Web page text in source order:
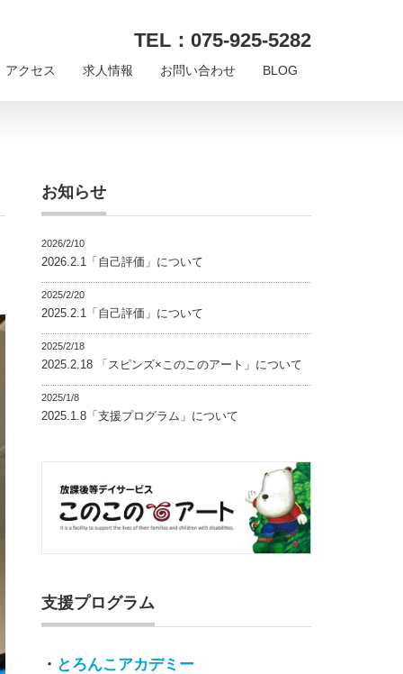
TEL：075-925-5282
アクセス 求人情報 お問い合わせ BLOG
お知らせ
2026/2/10
2026.2.1「自己評価」について
2025/2/20
2025.2.1「自己評価」について
2025/2/18
2025.2.18 「スピンズ×このこのアート」について
2025/1/8
2025.1.8「支援プログラム」について
支援プログラム
・ とろんこアカデミー